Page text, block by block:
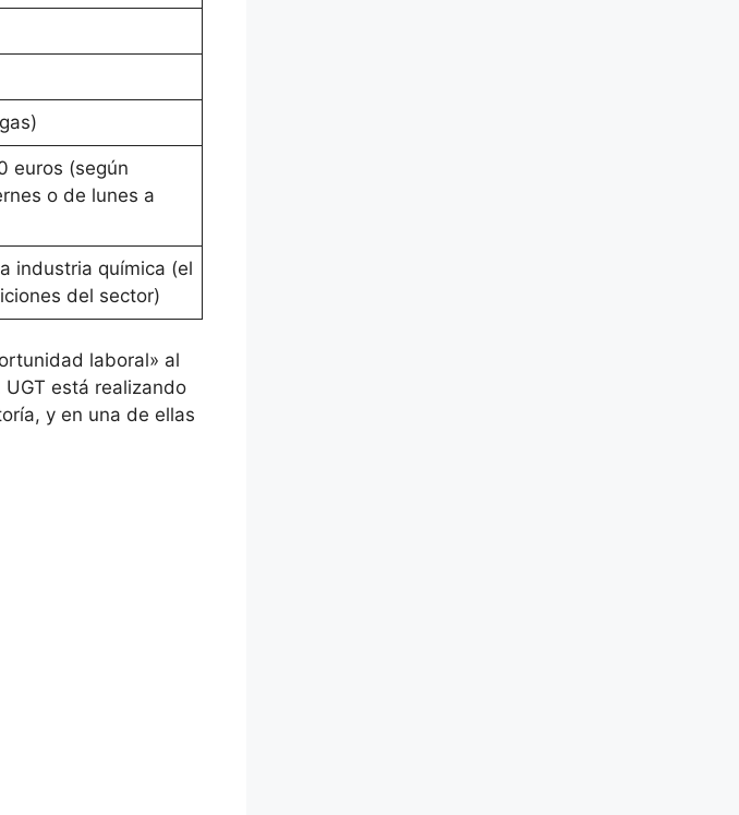
euros (según
o de lunes a
industria química (el
del sector)
laboral» al
está realizando
y en una de ellas